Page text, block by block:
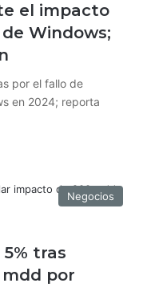
el impacto
Windows;
por el fallo de
en 2024; reporta
Negocios
tras
por